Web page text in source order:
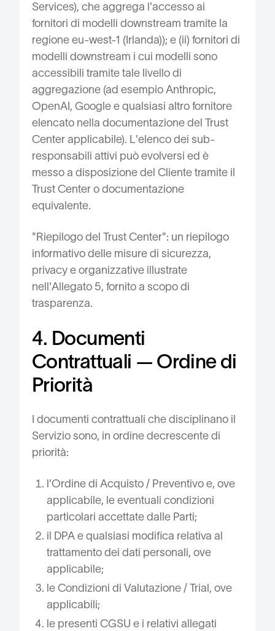
Services), che aggrega l'accesso ai
fornitori di modelli downstream tramite la
regione eu-west-1 (Irlanda)); e (ii) fornitori di
modelli downstream i cui modelli sono
accessibili tramite tale livello di
aggregazione (ad esempio Anthropic,
OpenAI, Google e qualsiasi altro fornitore
elencato nella documentazione del Trust
Center applicabile). L'elenco dei sub-
responsabili attivi può evolversi ed è
messo a disposizione del Cliente tramite il
Trust Center o documentazione
equivalente.
"Riepilogo del Trust Center": un riepilogo
informativo delle misure di sicurezza,
privacy e organizzative illustrate
nell'Allegato 5, fornito a scopo di
trasparenza.
4. Documenti
Contrattuali — Ordine di
Priorità
I documenti contrattuali che disciplinano il
Servizio sono, in ordine decrescente di
priorità:
l'Ordine di Acquisto / Preventivo e, ove
applicabile, le eventuali condizioni
particolari accettate dalle Parti;
il DPA e qualsiasi modifica relativa al
trattamento dei dati personali, ove
applicabile;
le Condizioni di Valutazione / Trial, ove
applicabili;
le presenti CGSU e i relativi allegati